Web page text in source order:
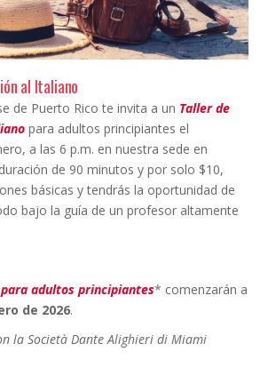
al Italiano
de Puerto Rico te invita a un Taller de
para adultos principiantes el
a las 6 p.m. en nuestra sede en
de 90 minutos y por solo $10,
básicas y tendrás la oportunidad de
bajo la guía de un profesor altamente
adultos principiantes* comenzarán a
de 2026.
la Società Dante Alighieri di Miami